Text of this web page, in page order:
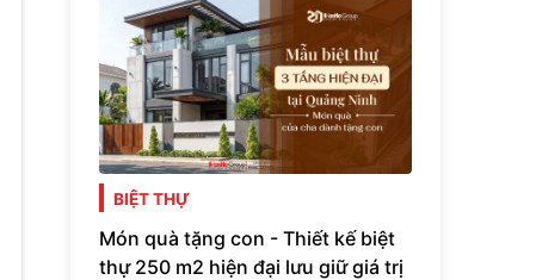
BIỆT THỰ
Món quà tặng con - Thiết kế biệt
thự 250 m2 hiện đại lưu giữ giá trị